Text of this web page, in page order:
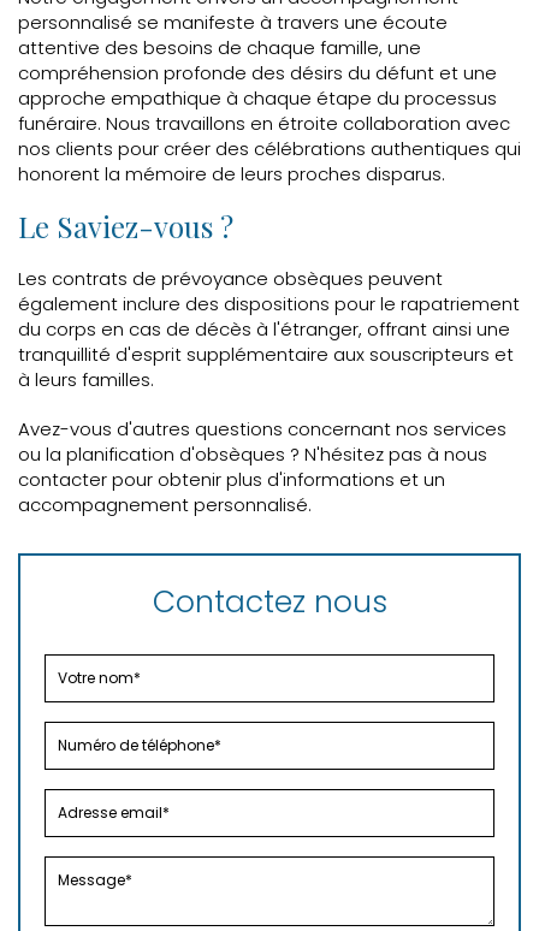
personnalisé se manifeste à travers une écoute
attentive des besoins de chaque famille, une
compréhension profonde des désirs du défunt et une
approche empathique à chaque étape du processus
funéraire. Nous travaillons en étroite collaboration avec
nos clients pour créer des célébrations authentiques qui
honorent la mémoire de leurs proches disparus.
Le Saviez-vous ?
Les contrats de prévoyance obsèques peuvent
également inclure des dispositions pour le rapatriement
du corps en cas de décès à l'étranger, offrant ainsi une
tranquillité d'esprit supplémentaire aux souscripteurs et
à leurs familles.
Avez-vous d'autres questions concernant nos services
ou la planification d'obsèques ? N'hésitez pas à nous
contacter pour obtenir plus d'informations et un
accompagnement personnalisé.
Contactez nous